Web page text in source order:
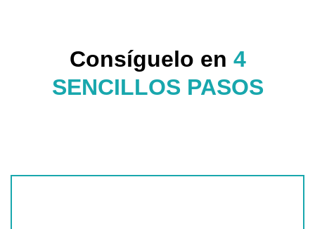
Consíguelo en 4
SENCILLOS PASOS